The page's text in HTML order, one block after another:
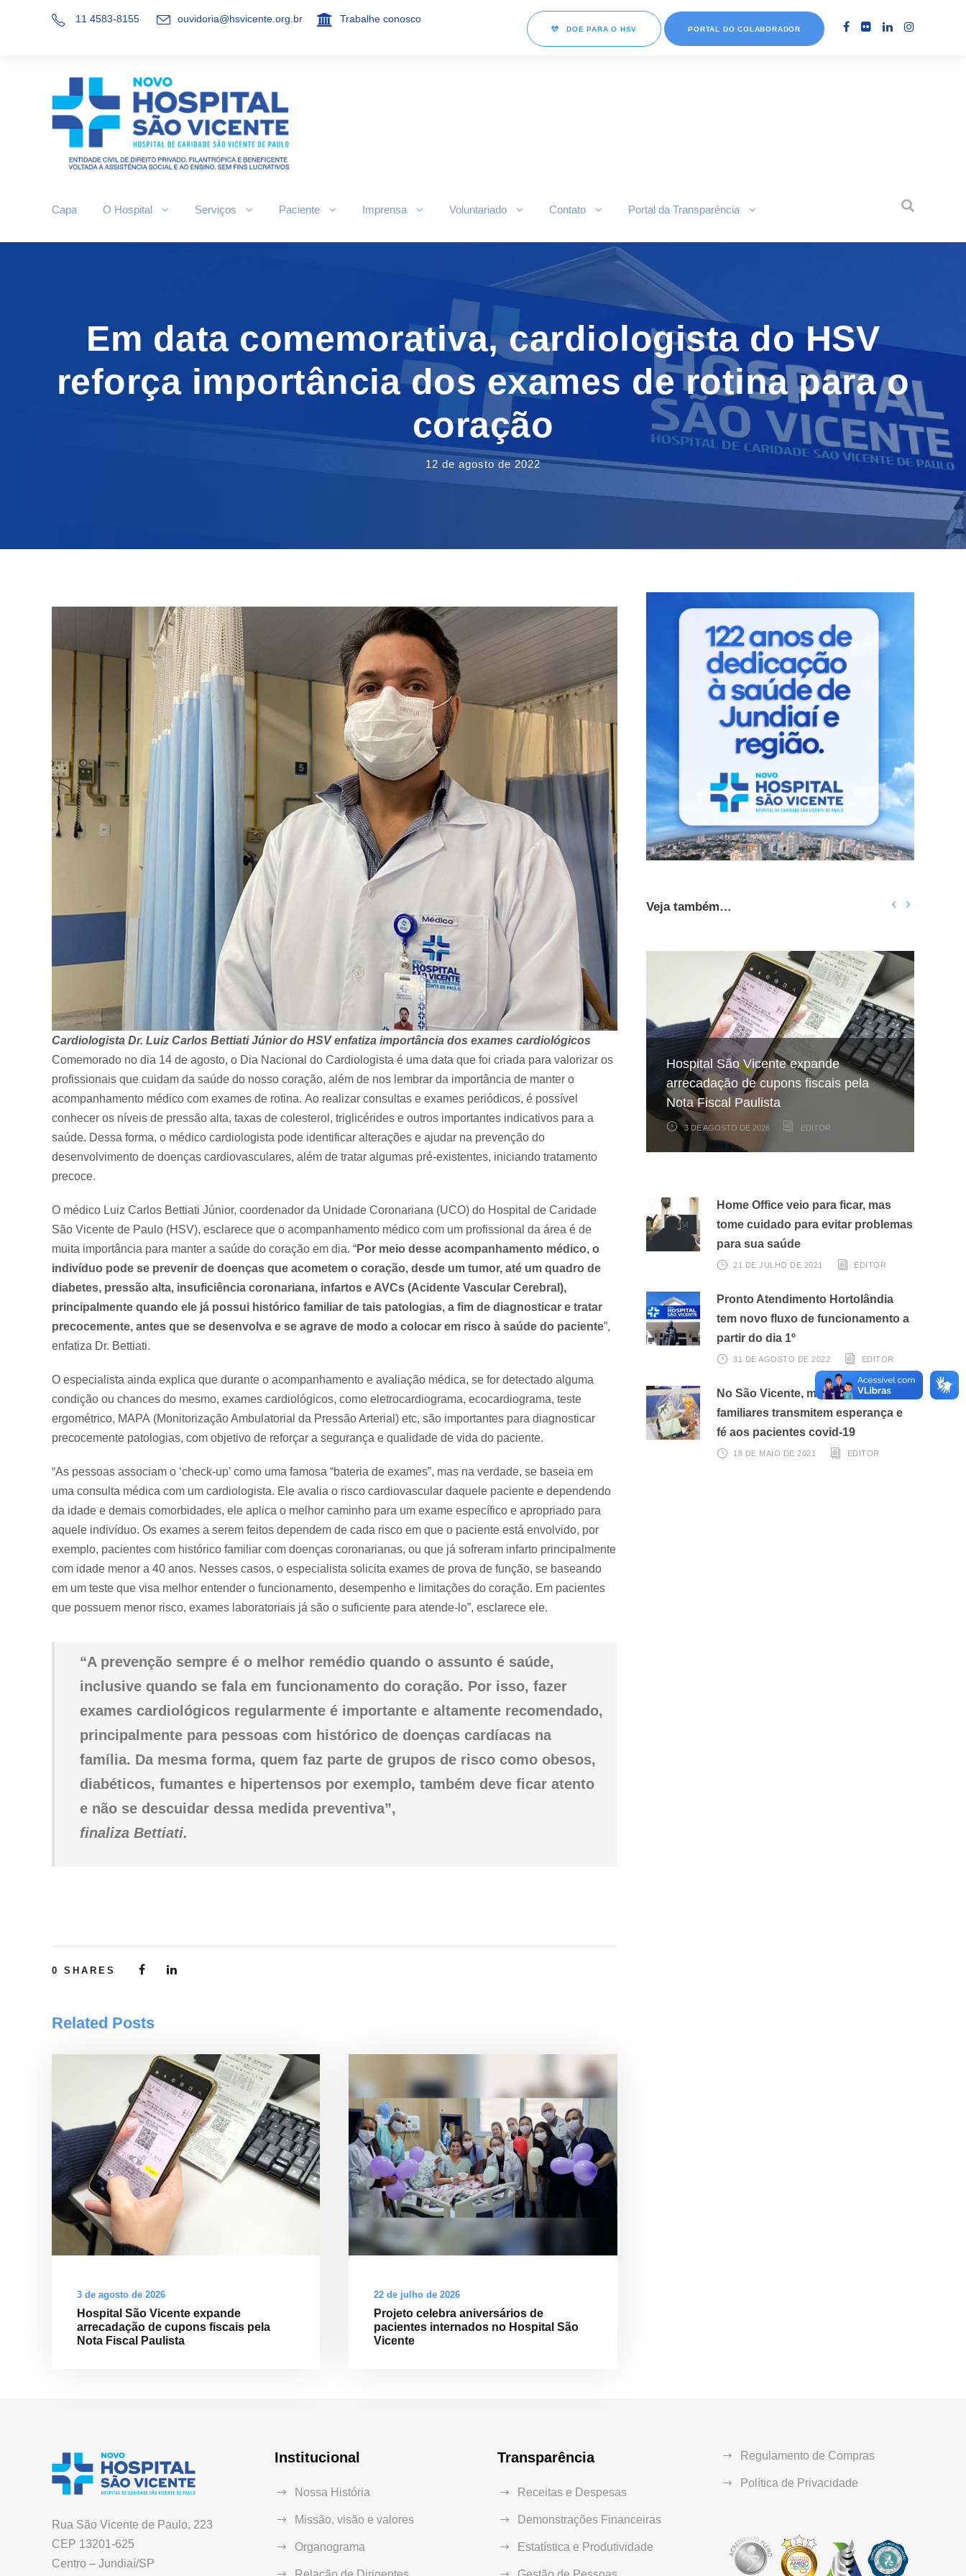
11 4583-8155 ouvidoria@hsvicente.org.br Trabalhe conosco
DOE PARA O HSV PORTAL DO COLABORADOR
Capa O Hospital Serviços Paciente Imprensa Voluntariado Contato Portal da Transparência
Em data comemorativa, cardiologista do HSV
reforça importância dos exames de rotina para o
coração
12 de agosto de 2022
Cardiologista Dr. Luiz Carlos Bettiati Júnior do HSV enfatiza importância dos exames cardiológicos
Comemorado no dia 14 de agosto, o Dia Nacional do Cardiologista é uma data que foi criada para valorizar os
profissionais que cuidam da saúde do nosso coração, além de nos lembrar da importância de manter o
acompanhamento médico com exames de rotina. Ao realizar consultas e exames periódicos, é possível
conhecer os níveis de pressão alta, taxas de colesterol, triglicérides e outros importantes indicativos para a
saúde. Dessa forma, o médico cardiologista pode identificar alterações e ajudar na prevenção do
desenvolvimento de doenças cardiovasculares, além de tratar algumas pré-existentes, iniciando tratamento
precoce.
O médico Luiz Carlos Bettiati Júnior, coordenador da Unidade Coronariana (UCO) do Hospital de Caridade
São Vicente de Paulo (HSV), esclarece que o acompanhamento médico com um profissional da área é de
muita importância para manter a saúde do coração em dia. “Por meio desse acompanhamento médico, o
indivíduo pode se prevenir de doenças que acometem o coração, desde um tumor, até um quadro de
diabetes, pressão alta, insuficiência coronariana, infartos e AVCs (Acidente Vascular Cerebral),
principalmente quando ele já possui histórico familiar de tais patologias, a fim de diagnosticar e tratar
precocemente, antes que se desenvolva e se agrave de modo a colocar em risco à saúde do paciente”,
enfatiza Dr. Bettiati.
O especialista ainda explica que durante o acompanhamento e avaliação médica, se for detectado alguma
condição ou chances do mesmo, exames cardiológicos, como eletrocardiograma, ecocardiograma, teste
ergométrico, MAPA (Monitorização Ambulatorial da Pressão Arterial) etc, são importantes para diagnosticar
precocemente patologias, com objetivo de reforçar a segurança e qualidade de vida do paciente.
“As pessoas associam o ‘check-up’ como uma famosa “bateria de exames”, mas na verdade, se baseia em
uma consulta médica com um cardiologista. Ele avalia o risco cardiovascular daquele paciente e dependendo
da idade e demais comorbidades, ele aplica o melhor caminho para um exame específico e apropriado para
aquele indivíduo. Os exames a serem feitos dependem de cada risco em que o paciente está envolvido, por
exemplo, pacientes com histórico familiar com doenças coronarianas, ou que já sofreram infarto principalmente
com idade menor a 40 anos. Nesses casos, o especialista solicita exames de prova de função, se baseando
em um teste que visa melhor entender o funcionamento, desempenho e limitações do coração. Em pacientes
que possuem menor risco, exames laboratoriais já são o suficiente para atende-lo”, esclarece ele.
“A prevenção sempre é o melhor remédio quando o assunto é saúde,
inclusive quando se fala em funcionamento do coração. Por isso, fazer
exames cardiológicos regularmente é importante e altamente recomendado,
principalmente para pessoas com histórico de doenças cardíacas na
família. Da mesma forma, quem faz parte de grupos de risco como obesos,
diabéticos, fumantes e hipertensos por exemplo, também deve ficar atento
e não se descuidar dessa medida preventiva”,
finaliza Bettiati.
0 SHARES
Related Posts
3 de agosto de 2026
Hospital São Vicente expande
arrecadação de cupons fiscais pela
Nota Fiscal Paulista
22 de julho de 2026
Projeto celebra aniversários de
pacientes internados no Hospital São
Vicente
Veja também…
Hospital São Vicente expande
arrecadação de cupons fiscais pela
Nota Fiscal Paulista
3 DE AGOSTO DE 2026 EDITOR
Projeto celebra aniversários de
pacientes internados no Hospital São
Vicente
22 DE JULHO DE 2026 EDITOR
No frio, a sede diminui, mas a
necessidade de hidratação continua a
mesma
17 DE JULHO DE 2026 EDITOR
Home Office veio para ficar, mas
tome cuidado para evitar problemas
para sua saúde
21 DE JULHO DE 2021 EDITOR
Pronto Atendimento Hortolândia
tem novo fluxo de funcionamento a
partir do dia 1º
31 DE AGOSTO DE 2022 EDITOR
No São Vicente, mensagens de
familiares transmitem esperança e
fé aos pacientes covid-19
18 DE MAIO DE 2021 EDITOR
Rua São Vicente de Paulo, 223
CEP 13201-625
Centro – Jundiaí/SP
Institucional
Nossa História
Missão, visão e valores
Organograma
Transparência
Receitas e Despesas
Demonstrações Financeiras
Estatística e Produtividade
Regulamento de Compras
Política de Privacidade